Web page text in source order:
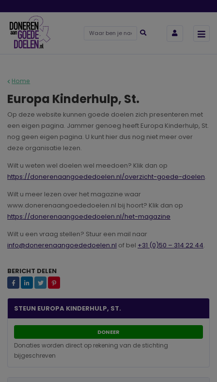
Home
Europa Kinderhulp, St.
Op deze website kunnen goede doelen zich presenteren met
een eigen pagina. Jammer genoeg heeft Europa Kinderhulp, St.
nog geen eigen pagina. U kunt hier dus nog niet meer over
deze organisatie lezen.
Wilt u weten wel doelen wel meedoen? Klik dan op
https://donerenaangoededoelen.nl/overzicht-goede-doelen.
Wilt u meer lezen over het magazine waar
www.donerenaangoededoelen.nl bij hoort? Klik dan op
https://donerenaangoededoelen.nl/het-magazine
Wilt u een vraag stellen? Stuur een mail naar
info@donerenaangoededoelen.nl of bel +31 (0)50 – 314 22 44.
BERICHT DELEN
STEUN EUROPA KINDERHULP, ST.
DONEER
Donaties worden direct op rekening van de stichting
bijgeschreven